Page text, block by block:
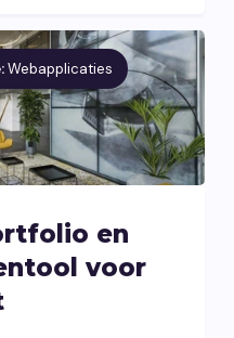
Webapplicaties
en
voor